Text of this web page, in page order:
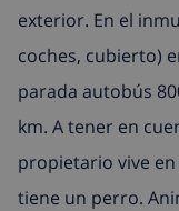
exterior. En el
coches, cubierto)
parada autobús
km. A tener en
propietario vive
tiene un perro.